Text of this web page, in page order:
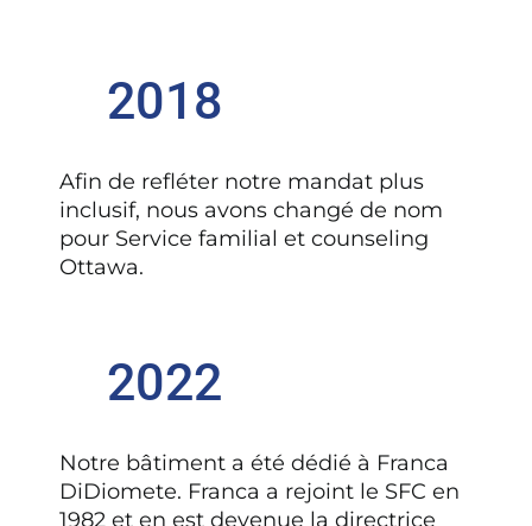
2018
Afin de refléter notre mandat plus
inclusif, nous avons changé de nom
pour Service familial et counseling
Ottawa.
2022
Notre bâtiment a été dédié à Franca
DiDiomete. Franca a rejoint le SFC en
1982 et en est devenue la directrice